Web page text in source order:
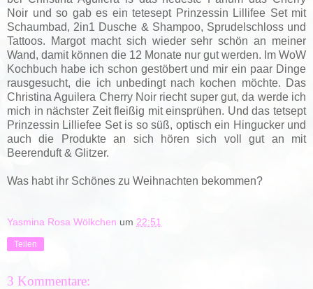
Noir und so gab es ein tetesept Prinzessin Lillifee Set mit
Schaumbad, 2in1 Dusche & Shampoo, Sprudelschloss und
Tattoos. Margot macht sich wieder sehr schön an meiner
Wand, damit können die 12 Monate nur gut werden. Im WoW
Kochbuch habe ich schon gestöbert und mir ein paar Dinge
rausgesucht, die ich unbedingt nach kochen möchte. Das
Christina Aguilera Cherry Noir riecht super gut, da werde ich
mich in nächster Zeit fleißig mit einsprühen. Und das tetsept
Prinzessin Lilliefee Set is so süß, optisch ein Hingucker und
auch die Produkte an sich hören sich voll gut an mit
Beerenduft & Glitzer.
Was habt ihr Schönes zu Weihnachten bekommen?
Yasmina Rosa Wölkchen um 22:51
Teilen
3 Kommentare: